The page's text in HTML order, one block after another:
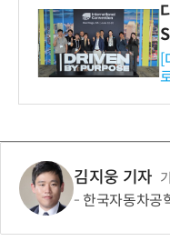
-
[
김지웅 기자
한국자동차공학회,